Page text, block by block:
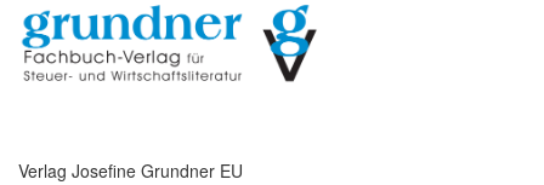
Verlag Josefine Grundner EU